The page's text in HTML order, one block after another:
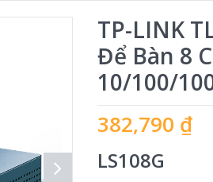
TP-LINK
Để Bàn 8
10/100/
382,790 ₫
LS108G